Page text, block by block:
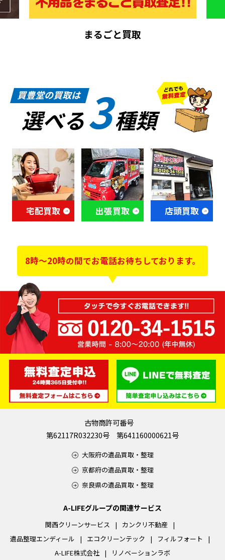
まるごと買取
買豊堂の買取は
選べる3種類
宅配買取 出張買取 店頭買取
8時～20時の間でお電話お待ちしております。
古物商許可番号
第62117R032230号 第641160000621号
大阪府の遺品買取・整理
京都府の遺品買取・整理
奈良県の遺品買取・整理
A-LIFEグループの関連サービス
関西クリーンサービス
カンクリ不動産
遺品整理エンディール
エコクリーンテック
フィルフォート
A-LIFE株式会社
リノベーションラボ